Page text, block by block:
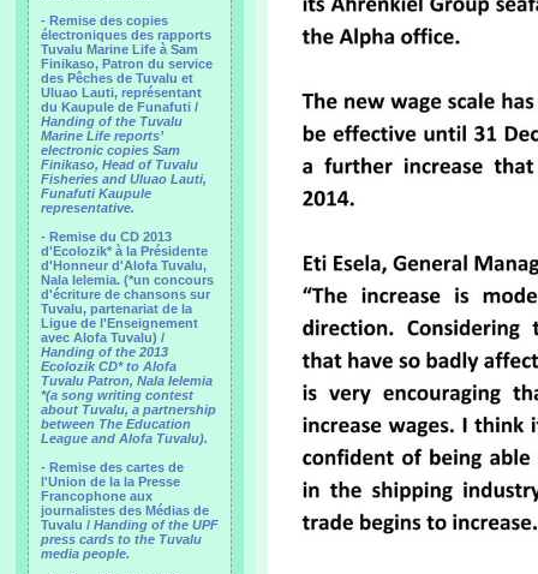
- Remise des copies
électroniques des rapports
Tuvalu Marine Life à Sam
Finikaso, Patron du service
des Pêches de Tuvalu et
Uluao Lauti, représentant
du Kaupule de Funafuti /
Handing of the Tuvalu
Marine Life reports’
electronic copies Sam
Finikaso, Head of Tuvalu
Fisheries and Uluao Lauti,
Funafuti Kaupule
representative.
- Remise du CD 2013
d'Ecolozik* à la Présidente
d'Honneur d'Alofa Tuvalu,
Nala Ielemia. (*un concours
d'écriture de chansons sur
Tuvalu, partenariat de la
Ligue de l'Enseignement
avec Alofa Tuvalu) /
Handing of the 2013
Ecolozik CD* to Alofa
Tuvalu Patron, Nala Ielemia
*(a song writing contest
about Tuvalu, a partnership
between The Education
League and Alofa Tuvalu).
- Remise des cartes de
l'Union de la la Presse
Francophone aux
journalistes des Médias de
Tuvalu / Handing of the UPF
press cards to the Tuvalu
media people.